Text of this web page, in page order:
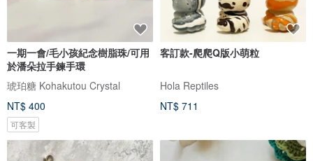
一期一會/毛小孩紀念樹脂珠/可用
於潘朵拉手鍊手環
琥珀糖 Kohakutou Crystal
NT$ 400
可客製
客訂款-爬爬Q版小萌粒
Hola Reptiles
NT$ 711